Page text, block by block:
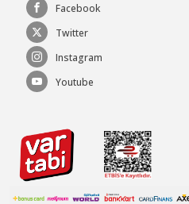
Facebook
Twitter
Instagram
Youtube